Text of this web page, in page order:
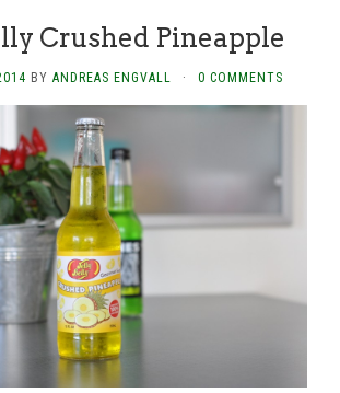
Crushed Pineapple
BY ANDREAS ENGVALL · 0 COMMENTS